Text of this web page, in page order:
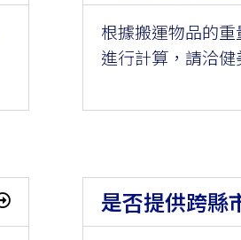
根據搬運物品的
進行計算，請洽健
是否提供跨縣